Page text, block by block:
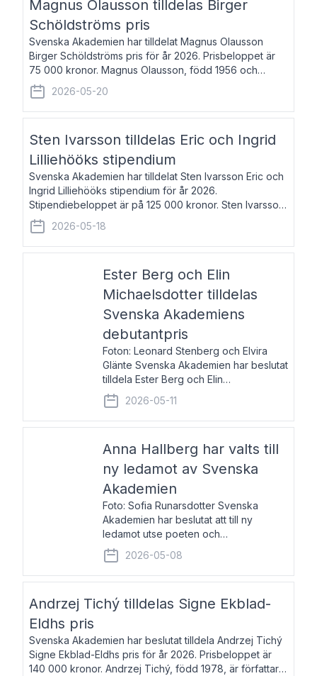
Magnus Olausson tilldelas Birger
Schöldströms pris
Svenska Akademien har tilldelat Magnus Olausson
Birger Schöldströms pris för år 2026. Prisbeloppet är
75 000 kronor. Magnus Olausson, född 1956 och
bosatt i Stockholm, är konstvetare, museiman och
hovman. Han disputerade 1993 vid Uppsala un
2026-05-20
Sten Ivarsson tilldelas Eric och Ingrid
Lilliehööks stipendium
Svenska Akademien har tilldelat Sten Ivarsson Eric och
Ingrid Lilliehööks stipendium för år 2026.
Stipendiebeloppet är på 125 000 kronor. Sten Ivarsson,
född 1979, är mediateksamordnare vid
Söderslättsgymnasiet i Trelleborg. Här har han på
2026-05-18
Ester Berg och Elin
Michaelsdotter tilldelas
Svenska Akademiens
debutantpris
Foton: Leonard Stenberg och Elvira
Glänte Svenska Akademien har beslutat
tilldela Ester Berg och Elin
Michaelsdotter Svenska Akademiens
debutantpris för år 2026. Priset är
nyinstiftat och syftar till att lyfta fram
2026-05-11
Anna Hallberg har valts till
ny ledamot av Svenska
Akademien
Foto: Sofia Runarsdotter Svenska
Akademien har beslutat att till ny
ledamot utse poeten och
litteraturkritikern Anna Hallberg. Hon
efterträder poeten Tua Forsström på
stol 18 och kommer att ta sitt inträde vid
2026-05-08
Andrzej Tichý tilldelas Signe Ekblad-
Eldhs pris
Svenska Akademien har beslutat tilldela Andrzej Tichý
Signe Ekblad-Eldhs pris för år 2026. Prisbeloppet är
140 000 kronor. Andrzej Tichý, född 1978, är författare